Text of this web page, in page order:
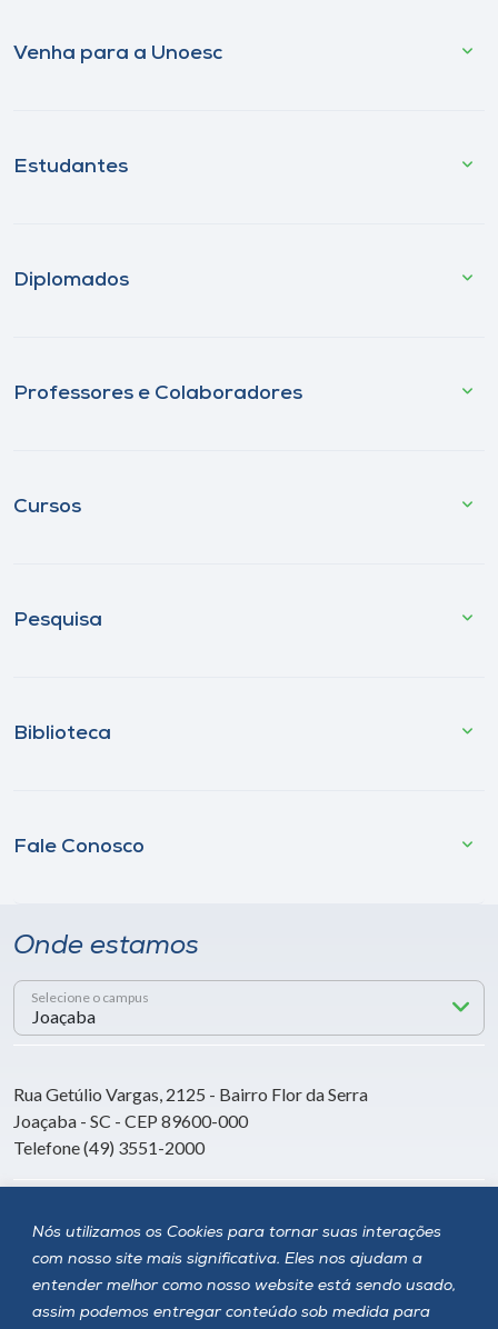
Nós utilizamos os Cookies para tornar suas interações
com nosso site mais significativa. Eles nos ajudam a
entender melhor como nosso website está sendo usado,
assim podemos entregar conteúdo sob medida para
Venha para a Unoesc
Estudantes
Diplomados
Professores e Colaboradores
Cursos
Pesquisa
Biblioteca
Fale Conosco
Onde estamos
Selecione o campus
Rua Getúlio Vargas, 2125 - Bairro Flor da Serra
Joaçaba - SC - CEP 89600-000
Telefone (49) 3551-2000
Siga a Unoesc